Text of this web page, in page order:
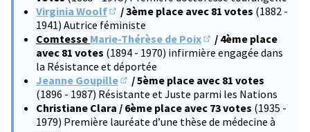
Virginia Woolf
(S'ouvre dans un nouvel onglet)
/ 3ème place avec 81 votes (1882 -
1941) Autrice féministe
Comtesse Marie-Thérèse de Poix
(S'ouvre dans un
/ 4ème place
avec 81 votes (1894 - 1970) infirmière engagée dans
la Résistance et déportée
Jeanne Goupille
(S'ouvre dans un nouvel onglet)
/ 5ème place avec 81 votes
(1896 - 1987) Résistante et Juste parmi les Nations
Christiane Clara / 6ème place avec 73 votes (1935 -
1979) Première lauréate d’une thèse de médecine à